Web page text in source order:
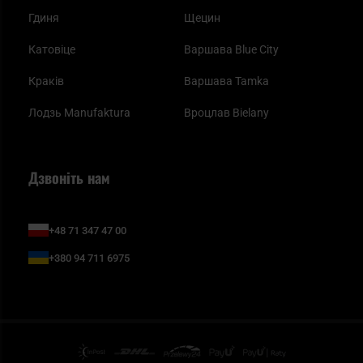
Гдиня
Катовіце
Краків
Лодзь Manufaktura
Щецин
Варшава Blue City
Варшава Tamka
Вроцлав Bielany
Дзвоніть нам
+48 71 347 47 00
+380 94 711 6975